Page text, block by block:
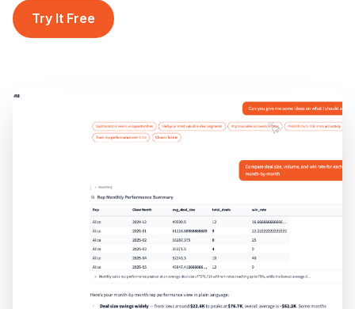
Try It Free